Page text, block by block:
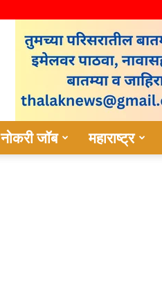
नोकरी जॉब महाराष्ट्र